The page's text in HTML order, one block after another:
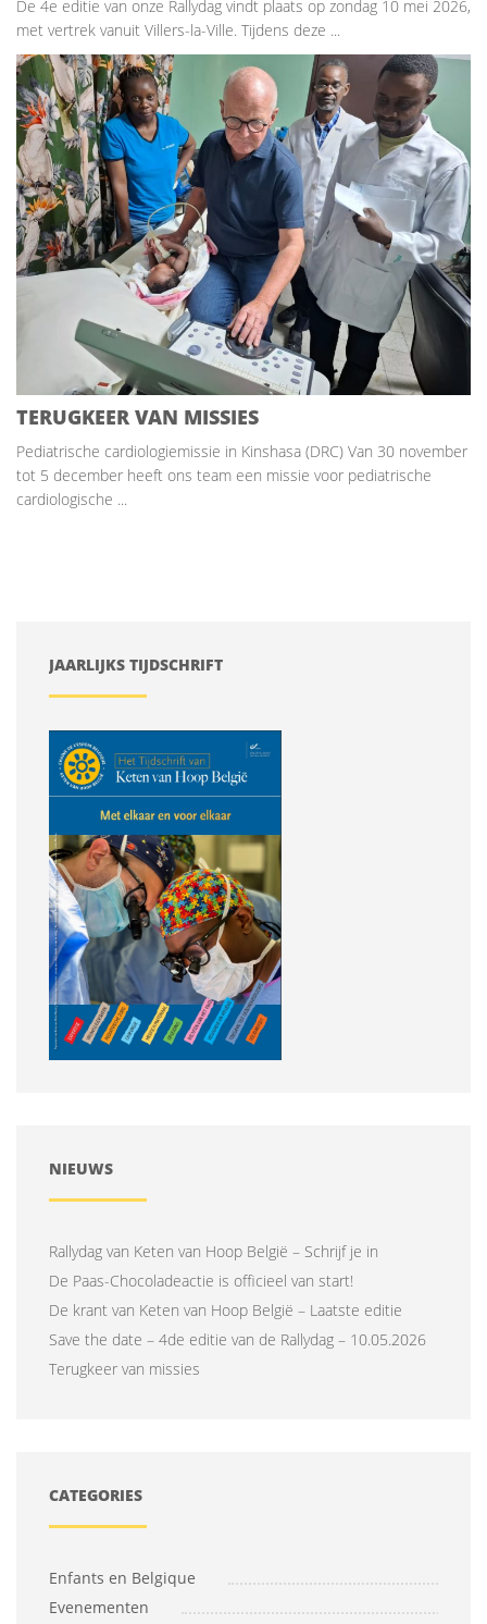
De 4e editie van onze Rallydag vindt plaats op zondag 10 mei 2026,
met vertrek vanuit Villers-la-Ville. Tijdens deze ...
TERUGKEER VAN MISSIES
Pediatrische cardiologiemissie in Kinshasa (DRC) Van 30 november
tot 5 december heeft ons team een missie voor pediatrische
cardiologische ...
JAARLIJKS TIJDSCHRIFT
NIEUWS
Rallydag van Keten van Hoop België – Schrijf je in
De Paas-Chocoladeactie is officieel van start!
De krant van Keten van Hoop België – Laatste editie
Save the date – 4de editie van de Rallydag – 10.05.2026
Terugkeer van missies
CATEGORIES
Enfants en Belgique
Evenementen